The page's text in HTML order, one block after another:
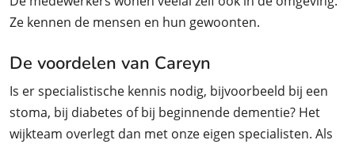
Ze kennen de mensen en hun gewoonten.
De voordelen van Careyn
Is er specialistische kennis nodig, bijvoorbeeld bij een
stoma, bij diabetes of bij beginnende dementie? Het
wijkteam overlegt dan met onze eigen specialisten. Als